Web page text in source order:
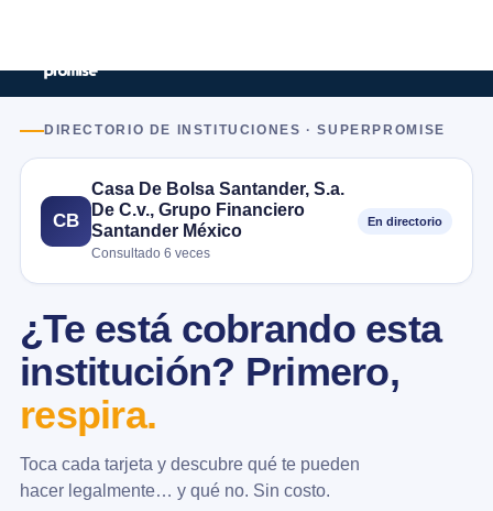
DIRECTORIO DE INSTITUCIONES · SUPERPROMISE
CB
Casa De Bolsa Santander, S.a.
De C.v., Grupo Financiero
Santander México
Consultado 6 veces
En directorio
¿Te está cobrando esta
institución? Primero,
respira.
Toca cada tarjeta y descubre qué te pueden
hacer legalmente… y qué no. Sin costo.